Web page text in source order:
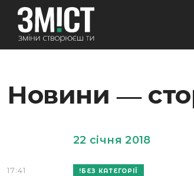
Новини ―
22 січня 2018
17:41 БЕЗ КАТЕГОРІЇ